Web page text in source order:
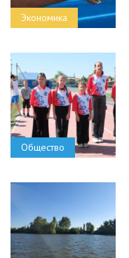
Экономика
Общество